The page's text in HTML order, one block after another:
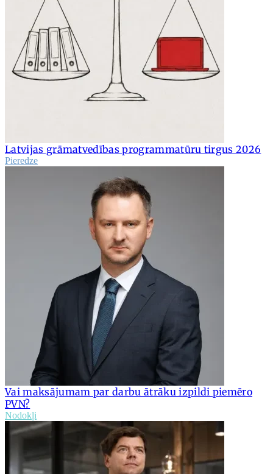
Latvijas grāmatvedības programmatūru tirgus 2026
Pieredze
Vai maksājumam par darbu ātrāku izpildi piemēro
PVN?
Nodokļi